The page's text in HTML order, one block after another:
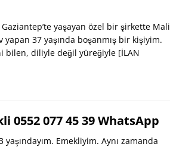
yaşayan özel bir şirkette Mali
yapan 37 yaşında boşanmış bir kişiyim.
bilen, diliyle değil yüreğiyle [İLAN
0552 077 45 39 WhatsApp
Emekliyim. Aynı zamanda